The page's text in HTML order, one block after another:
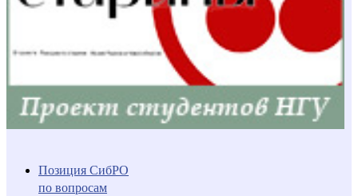
Позиция СибРО
по вопросам